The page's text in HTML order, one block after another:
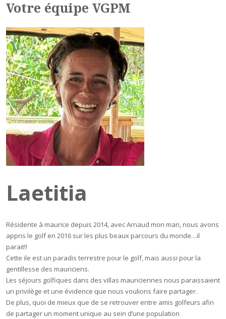
Votre équipe VGPM
Laetitia
Résidente à maurice depuis 2014, avec Arnaud mon mari, nous avons
appris le golf en 2016 sur les plus beaux parcours du monde…il
parait!!
Cette ile est un paradis terrestre pour le golf, mais aussi pour la
gentillesse des mauriciens.
Les séjours golfiques dans des villas mauriciennes nous paraissaient
un privilège et une évidence que nous voulions faire partager.
De plus, quoi de mieux que de se retrouver entre amis golfeurs afin
de partager un moment unique au sein d’une population